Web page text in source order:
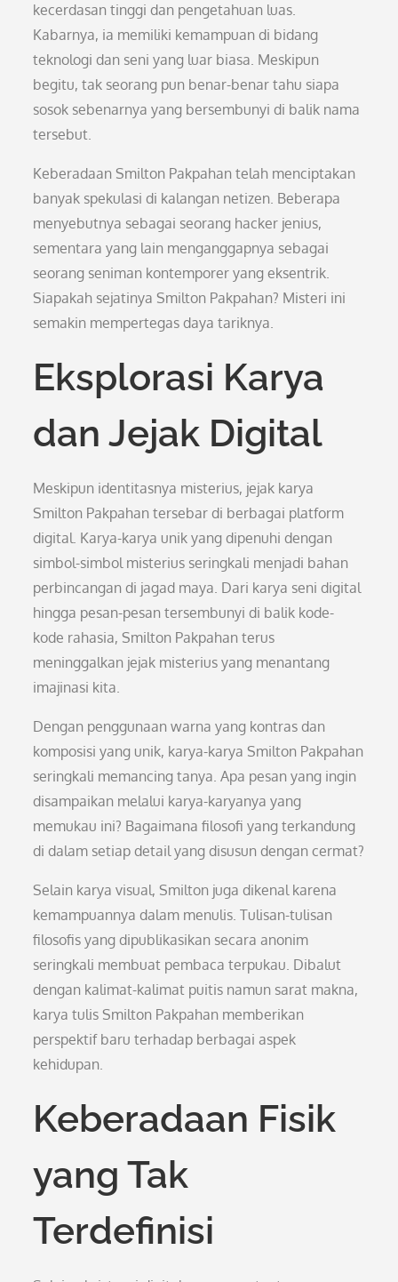
kecerdasan tinggi dan pengetahuan luas.
Kabarnya, ia memiliki kemampuan di bidang
teknologi dan seni yang luar biasa. Meskipun
begitu, tak seorang pun benar-benar tahu siapa
sosok sebenarnya yang bersembunyi di balik nama
tersebut.
Keberadaan Smilton Pakpahan telah menciptakan
banyak spekulasi di kalangan netizen. Beberapa
menyebutnya sebagai seorang hacker jenius,
sementara yang lain menganggapnya sebagai
seorang seniman kontemporer yang eksentrik.
Siapakah sejatinya Smilton Pakpahan? Misteri ini
semakin mempertegas daya tariknya.
Eksplorasi Karya
dan Jejak Digital
Meskipun identitasnya misterius, jejak karya
Smilton Pakpahan tersebar di berbagai platform
digital. Karya-karya unik yang dipenuhi dengan
simbol-simbol misterius seringkali menjadi bahan
perbincangan di jagad maya. Dari karya seni digital
hingga pesan-pesan tersembunyi di balik kode-
kode rahasia, Smilton Pakpahan terus
meninggalkan jejak misterius yang menantang
imajinasi kita.
Dengan penggunaan warna yang kontras dan
komposisi yang unik, karya-karya Smilton Pakpahan
seringkali memancing tanya. Apa pesan yang ingin
disampaikan melalui karya-karyanya yang
memukau ini? Bagaimana filosofi yang terkandung
di dalam setiap detail yang disusun dengan cermat?
Selain karya visual, Smilton juga dikenal karena
kemampuannya dalam menulis. Tulisan-tulisan
filosofis yang dipublikasikan secara anonim
seringkali membuat pembaca terpukau. Dibalut
dengan kalimat-kalimat puitis namun sarat makna,
karya tulis Smilton Pakpahan memberikan
perspektif baru terhadap berbagai aspek
kehidupan.
Keberadaan Fisik
yang Tak
Terdefinisi